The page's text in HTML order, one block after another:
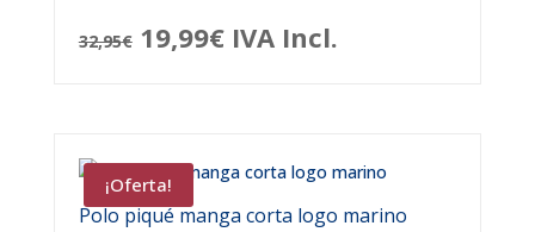
32,95€ El
era:
32,95€.
19,99€El
es:
19,99€.
IVA Incl.
¡Oferta!
Polo piqué manga corta logo marino